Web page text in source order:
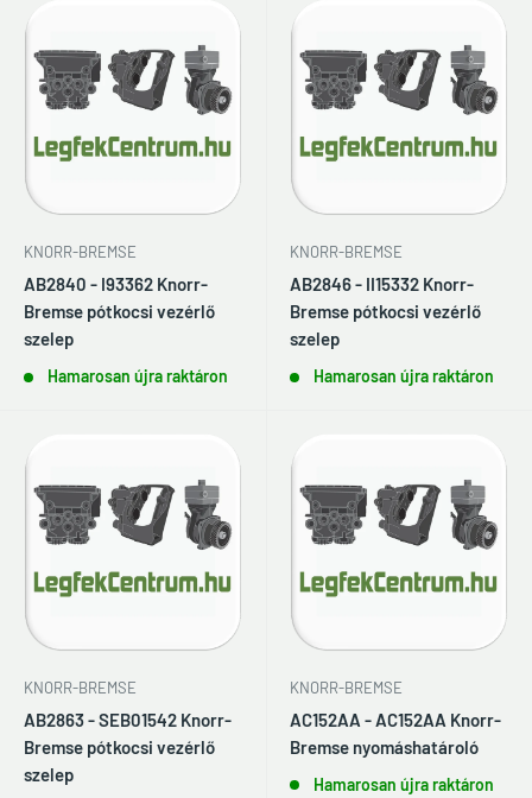
KNORR-BREMSE
AB2840 - I93362 Knorr-
Bremse pótkocsi vezérlő
szelep
Hamarosan újra raktáron
KNORR-BREMSE
AB2846 - II15332 Knorr-
Bremse pótkocsi vezérlő
szelep
Hamarosan újra raktáron
KNORR-BREMSE
AB2863 - SEB01542 Knorr-
Bremse pótkocsi vezérlő
szelep
KNORR-BREMSE
AC152AA - AC152AA Knorr-
Bremse nyomáshatároló
Hamarosan újra raktáron